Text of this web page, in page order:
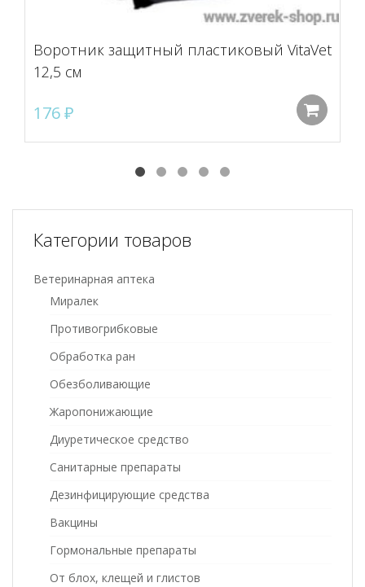
Воротник защитный пластиковый VitaVet
12,5 см
176₽
Категории товаров
Ветеринарная аптека
Миралек
Противогрибковые
Обработка ран
Обезболивающие
Жаропонижающие
Диуретическое средство
Санитарные препараты
Дезинфицирующие средства
Вакцины
Гормональные препараты
От блох, клещей и глистов